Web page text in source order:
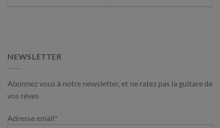
NEWSLETTER
Abonnez vous à notre newsletter, et ne ratez pas la guitare de
vos rêves
Adresse email*